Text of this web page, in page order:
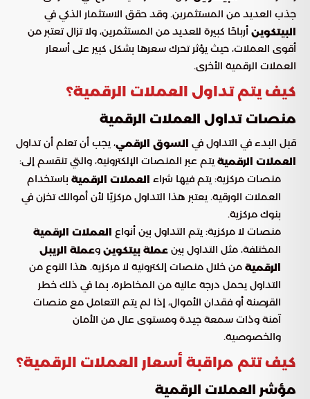
جذب العديد من المستثمرين. وقد حقق الاستثمار الذكي في
البيتكوين أرباحًا كبيرة للعديد من المستثمرين، ولا تزال تعتبر من
أقوى العملات، حيث يؤثر تحرك سعرها بشكل كبير على أسعار
العملات الرقمية الأخرى.
كيف يتم تداول العملات الرقمية؟
منصات تداول العملات الرقمية
قبل البدء في التداول في السوق الرقمي، يجب أن تعلم أن تداول
العملات الرقمية يتم عبر المنصات الإلكترونية، والتي تنقسم إلى:
منصات مركزية: يتم فيها شراء العملات الرقمية باستخدام
العملات الورقية. يعتبر هذا التداول مركزيًا لأن أموالك تخزن في
بنوك مركزية.
منصات لا مركزية: يتم التداول بين أنواع العملات الرقمية
المختلفة، مثل التداول بين عملة بيتكوين وعملة الريبل
الرقمية من خلال منصات إلكترونية لا مركزية. هذا النوع من
التداول يحمل درجة عالية من المخاطرة، بما في ذلك خطر
القرصنة أو فقدان الأموال، إذا لم يتم التعامل مع منصات
آمنة وذات سمعة جيدة ومستوى عال من الأمان
والخصوصية.
كيف تتم مراقبة أسعار العملات الرقمية؟
مؤشر العملات الرقمية